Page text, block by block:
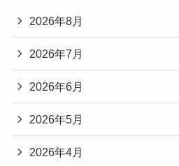
2026年8月
2026年7月
2026年6月
2026年5月
2026年4月